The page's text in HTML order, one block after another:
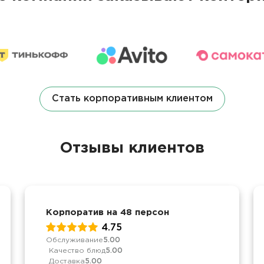
Стать корпоративным клиентом
Отзывы клиентов
Корпоратив на 48 персон
4.75
Обслуживание5.00
Качество блюд5.00
Доставка5.00